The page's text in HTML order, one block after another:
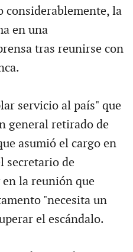
considerablemente, la
en una
tras reunirse con
servicio al país" que
general retirado de
asumió el cargo en
secretario de
la reunión que
"necesita un
el escándalo.